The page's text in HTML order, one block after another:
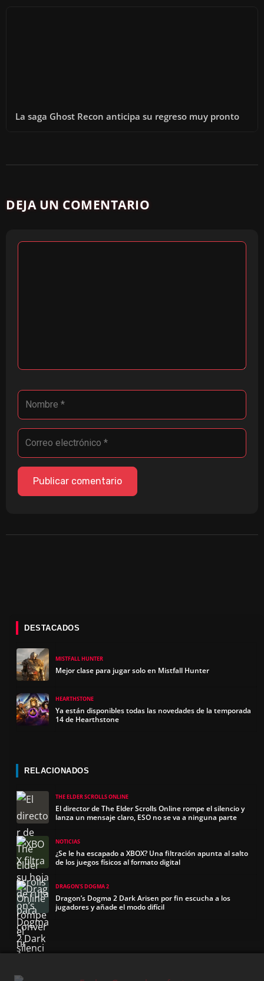
La saga Ghost Recon anticipa su regreso muy pronto
DEJA UN COMENTARIO
DESTACADOS
MISTFALL HUNTER
Mejor clase para jugar solo en Mistfall Hunter
HEARTHSTONE
Ya están disponibles todas las novedades de la temporada
14 de Hearthstone
RELACIONADOS
THE ELDER SCROLLS ONLINE
El director de The Elder Scrolls Online rompe el silencio y
lanza un mensaje claro, ESO no se va a ninguna parte
NOTICIAS
¿Se le ha escapado a XBOX? Una filtración apunta al salto
de los juegos físicos al formato digital
DRAGON'S DOGMA 2
Dragon’s Dogma 2 Dark Arisen por fin escucha a los
jugadores y añade el modo difícil